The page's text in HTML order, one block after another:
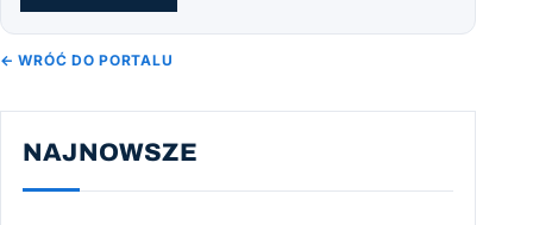
← WRÓĆ DO PORTALU
NAJNOWSZE